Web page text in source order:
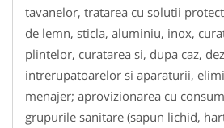
tavanelor, tratarea cu solutii
de lemn, sticla, aluminiu, inox,
plintelor, curatarea si, dupa caz,
intrerupatoarelor si aparaturii,
menajer; aprovizionarea cu
grupurile sanitare (sapun lichid,